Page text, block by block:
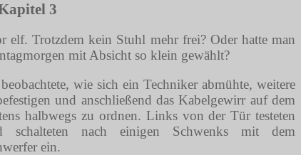
3
elf. Trotzdem kein Stuhl mehr frei? Oder hatte man
mit Absicht so klein gewählt?
wie sich ein Techniker abmühte, weitere
und anschließend das Kabelgewirr auf dem
halbwegs zu ordnen. Links von der Tür testeten
schalteten nach einigen Schwenks mit dem
ein.